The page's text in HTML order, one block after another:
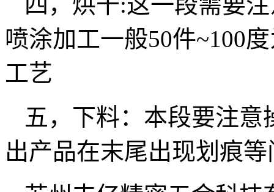
喷涂加工一般50件~100
工艺
五，下料：本段要注
出产品在末尾出现划痕